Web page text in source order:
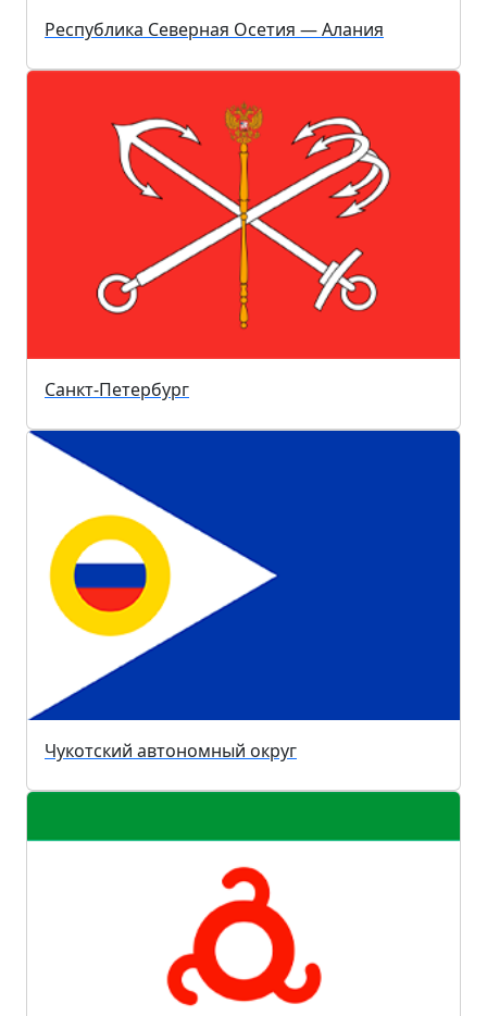
Республика Северная Осетия — Алания
Санкт-Петербург
Чукотский автономный округ